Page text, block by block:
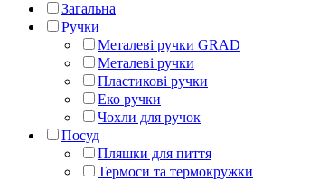
Загальна
Ручки
Металеві ручки GRAD
Металеві ручки
Пластикові ручки
Еко ручки
Чохли для ручок
Посуд
Пляшки для пиття
Термоси та термокружки